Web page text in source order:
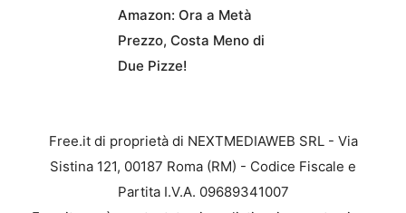
Amazon: Ora a Metà
Prezzo, Costa Meno di
Due Pizze!
Free.it di proprietà di NEXTMEDIAWEB SRL - Via
Sistina 121, 00187 Roma (RM) - Codice Fiscale e
Partita I.V.A. 09689341007